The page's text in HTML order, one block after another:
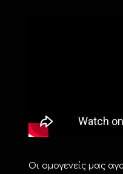
Οι ομογενείς μας